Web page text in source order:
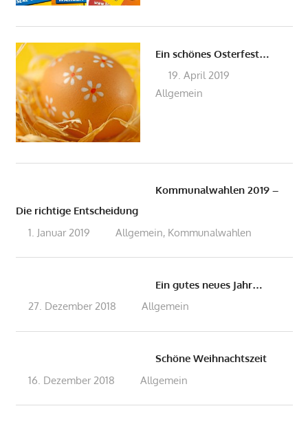
Ein schönes Osterfest…
19. April 2019
Allgemein
Kommunalwahlen 2019 –
Die richtige Entscheidung
1. Januar 2019
admin
Allgemein, Kommunalwahlen
Ein gutes neues Jahr…
27. Dezember 2018
admin
Allgemein
Schöne Weihnachtszeit
16. Dezember 2018
admin
Allgemein